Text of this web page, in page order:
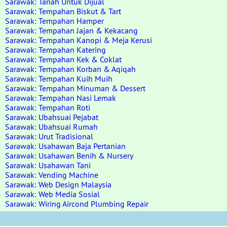
Sarawak: Tempahan Biskut & Tart
Sarawak: Tempahan Hamper
Sarawak: Tempahan Jajan & Kekacang
Sarawak: Tempahan Kanopi & Meja Kerusi
Sarawak: Tempahan Katering
Sarawak: Tempahan Kek & Coklat
Sarawak: Tempahan Korban & Aqiqah
Sarawak: Tempahan Kuih Muih
Sarawak: Tempahan Minuman & Dessert
Sarawak: Tempahan Nasi Lemak
Sarawak: Tempahan Roti
Sarawak: Ubahsuai Pejabat
Sarawak: Ubahsuai Rumah
Sarawak: Urut Tradisional
Sarawak: Usahawan Baja Pertanian
Sarawak: Usahawan Benih & Nursery
Sarawak: Usahawan Tani
Sarawak: Vending Machine
Sarawak: Web Design Malaysia
Sarawak: Web Media Sosial
Sarawak: Wiring Aircond Plumbing Repair